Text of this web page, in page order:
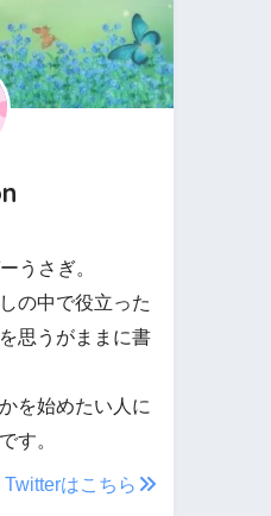
うさぎ。
の中で役立った
思うがままに書
を始めたい人に
す。
Twitterはこちら